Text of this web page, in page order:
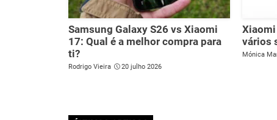
Samsung Galaxy S26 vs Xiaomi
17: Qual é a melhor compra para
ti?
Rodrigo Vieira 20 julho 2026
vários
Mónica